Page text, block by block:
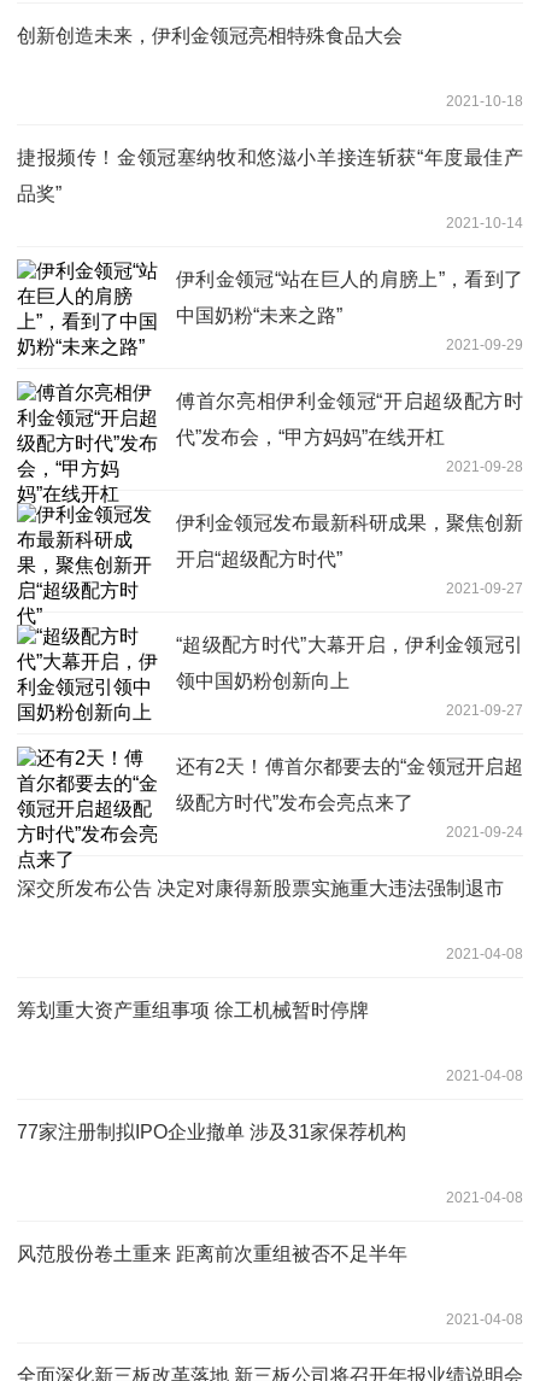
创新创造未来，伊利金领冠亮相特殊食品大会
2021-10-18
捷报频传！金领冠塞纳牧和悠滋小羊接连斩获“年度最佳产
品奖”
2021-10-14
伊利金领冠“站在巨人的肩膀上”，看到了
中国奶粉“未来之路”
2021-09-29
傅首尔亮相伊利金领冠“开启超级配方时
代”发布会，“甲方妈妈”在线开杠
2021-09-28
伊利金领冠发布最新科研成果，聚焦创新
开启“超级配方时代”
2021-09-27
“超级配方时代”大幕开启，伊利金领冠引
领中国奶粉创新向上
2021-09-27
还有2天！傅首尔都要去的“金领冠开启超
级配方时代”发布会亮点来了
2021-09-24
深交所发布公告 决定对康得新股票实施重大违法强制退市
2021-04-08
筹划重大资产重组事项 徐工机械暂时停牌
2021-04-08
77家注册制拟IPO企业撤单 涉及31家保荐机构
2021-04-08
风范股份卷土重来 距离前次重组被否不足半年
2021-04-08
全面深化新三板改革落地 新三板公司将召开年报业绩说明会